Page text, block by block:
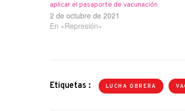
aplicar el pasaporte de vacunación
2 de octubre de 2021
En «Represión»
Etiquetas : LUCHA OBRERA